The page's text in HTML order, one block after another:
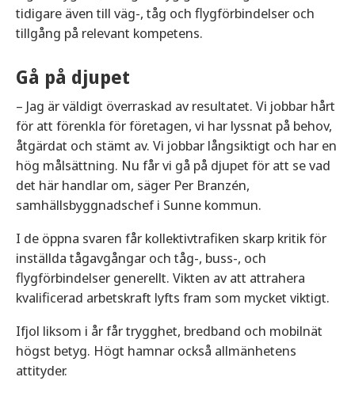
tidigare även till väg-, tåg och flygförbindelser och
tillgång på relevant kompetens.
Gå på djupet
– Jag är väldigt överraskad av resultatet. Vi jobbar hårt
för att förenkla för företagen, vi har lyssnat på behov,
åtgärdat och stämt av. Vi jobbar långsiktigt och har en
hög målsättning. Nu får vi gå på djupet för att se vad
det här handlar om, säger Per Branzén,
samhällsbyggnadschef i Sunne kommun.
I de öppna svaren får kollektivtrafiken skarp kritik för
inställda tågavgångar och tåg-, buss-, och
flygförbindelser generellt. Vikten av att attrahera
kvalificerad arbetskraft lyfts fram som mycket viktigt.
Ifjol liksom i år får trygghet, bredband och mobilnät
högst betyg. Högt hamnar också allmänhetens
attityder.